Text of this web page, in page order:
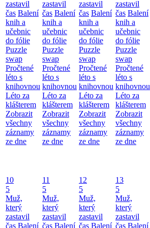
zastavil
čas Balení
knih a
učebnic
do fólie
Puzzle
swap
Pročtené
léto s
knihovnou
Léto za
klášterem
Zobrazit
všechny
záznamy
ze dne
zastavil
čas Balení
knih a
učebnic
do fólie
Puzzle
swap
Pročtené
léto s
knihovnou
Léto za
klášterem
Zobrazit
všechny
záznamy
ze dne
zastavil
čas Balení
knih a
učebnic
do fólie
Puzzle
swap
Pročtené
léto s
knihovnou
Léto za
klášterem
Zobrazit
všechny
záznamy
ze dne
zastavil
čas Balení
knih a
učebnic
do fólie
Puzzle
swap
Pročtené
léto s
knihovnou
Léto za
klášterem
Zobrazit
všechny
záznamy
ze dne
10
5
Muž,
který
zastavil
čas Balení
11
5
Muž,
který
zastavil
čas Balení
12
5
Muž,
který
zastavil
čas Balení
13
5
Muž,
který
zastavil
čas Balení